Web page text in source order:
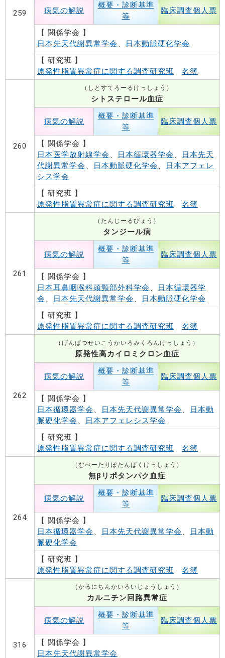
259 病気の解説
概要・診断基準
等
臨床調査個人票
【 関係学会 】
日本先天代謝異常学会 、
日本動脈硬化学会
【 研究班 】
原発性脂質異常症に関する調査研究班
名簿
260
（しとすてろーるけっしょう）
シトステロール血症
病気の解説
概要・診断基準
等
臨床調査個人票
【 関係学会 】
日本医学放射線学会 、 日本循環器学会 、
日本先天
代謝異常学会 、 日本動脈硬化学会 、
日本アフェレ
シス学会
【 研究班 】
原発性脂質異常症に関する調査研究班
名簿
261
（たんじーるびょう）
タンジール病
病気の解説
概要・診断基準
等
臨床調査個人票
【 関係学会 】
日本耳鼻咽喉科頭頸部外科学会 、
日本循環器学
会 、 日本先天代謝異常学会 、
日本動脈硬化学会
【 研究班 】
原発性脂質異常症に関する調査研究班
名簿
262
（げんぱつせいこうかいろみくろんけっしょう）
原発性高カイロミクロン血症
病気の解説
概要・診断基準
等
臨床調査個人票
【 関係学会 】
日本循環器学会 、 日本先天代謝異常学会 、
日本動
脈硬化学会 、
日本アフェレシス学会
【 研究班 】
原発性脂質異常症に関する調査研究班
名簿
264
（むべーたりぽたんぱくけっしょう）
無βリポタンパク血症
病気の解説
概要・診断基準
等
臨床調査個人票
【 関係学会 】
日本循環器学会 、 日本先天代謝異常学会 、
日本動
脈硬化学会
【 研究班 】
原発性脂質異常症に関する調査研究班
名簿
316
（かるにちんかいろいじょうしょう）
カルニチン回路異常症
病気の解説
概要・診断基準
等
臨床調査個人票
【 関係学会 】
日本先天代謝異常学会